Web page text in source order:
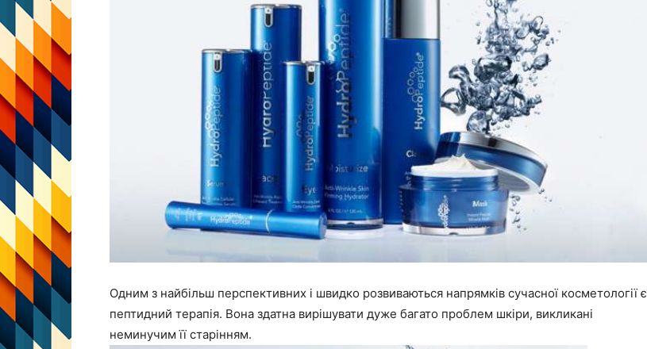
Одним з найбільш перспективних і швидко розвиваються напрямків сучасної косметології є
пептидний терапія. Вона здатна вирішувати дуже багато проблем шкіри, викликані
неминучим її старінням.